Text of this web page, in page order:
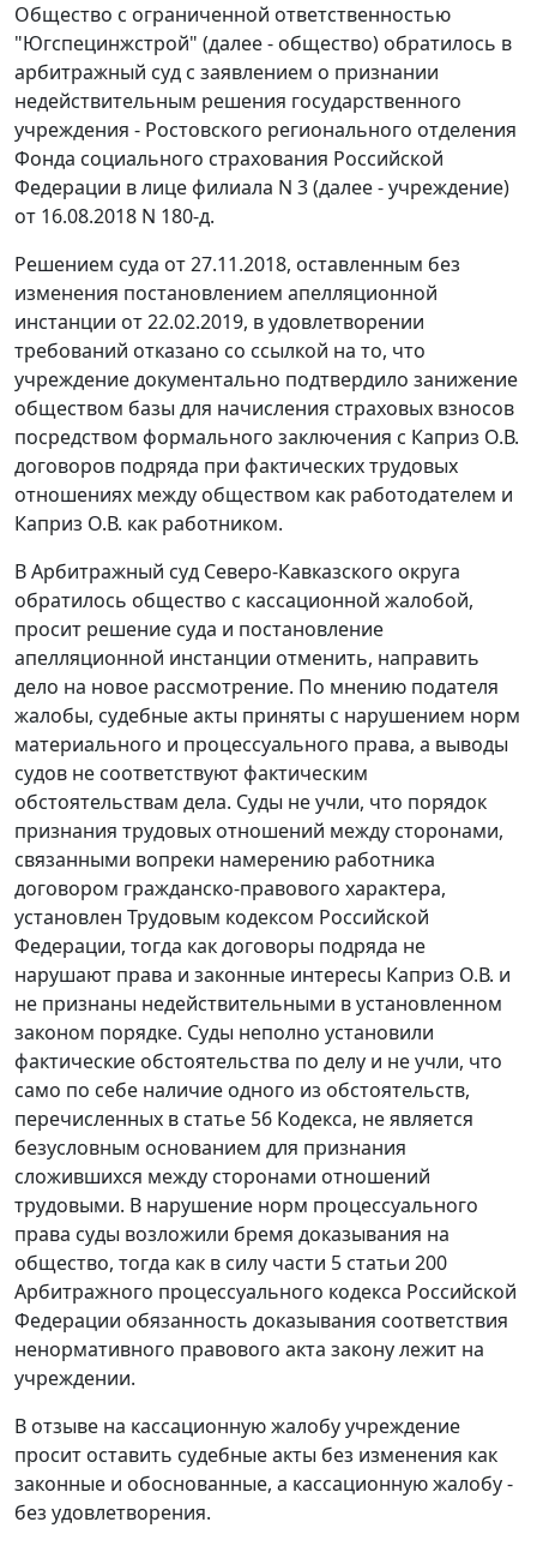
Общество с ограниченной ответственностью
"Югспецинжстрой" (далее - общество) обратилось в
арбитражный суд с заявлением о признании
недействительным решения государственного
учреждения - Ростовского регионального отделения
Фонда социального страхования Российской
Федерации в лице филиала N 3 (далее - учреждение)
от 16.08.2018 N 180-д.
Решением суда от 27.11.2018, оставленным без
изменения постановлением апелляционной
инстанции от 22.02.2019, в удовлетворении
требований отказано со ссылкой на то, что
учреждение документально подтвердило занижение
обществом базы для начисления страховых взносов
посредством формального заключения с Каприз О.В.
договоров подряда при фактических трудовых
отношениях между обществом как работодателем и
Каприз О.В. как работником.
В Арбитражный суд Северо-Кавказского округа
обратилось общество с кассационной жалобой,
просит решение суда и постановление
апелляционной инстанции отменить, направить
дело на новое рассмотрение. По мнению подателя
жалобы, судебные акты приняты с нарушением норм
материального и процессуального права, а выводы
судов не соответствуют фактическим
обстоятельствам дела. Суды не учли, что порядок
признания трудовых отношений между сторонами,
связанными вопреки намерению работника
договором гражданско-правового характера,
установлен Трудовым кодексом Российской
Федерации, тогда как договоры подряда не
нарушают права и законные интересы Каприз О.В. и
не признаны недействительными в установленном
законом порядке. Суды неполно установили
фактические обстоятельства по делу и не учли, что
само по себе наличие одного из обстоятельств,
перечисленных в статье 56 Кодекса, не является
безусловным основанием для признания
сложившихся между сторонами отношений
трудовыми. В нарушение норм процессуального
права суды возложили бремя доказывания на
общество, тогда как в силу части 5 статьи 200
Арбитражного процессуального кодекса Российской
Федерации обязанность доказывания соответствия
ненормативного правового акта закону лежит на
учреждении.
В отзыве на кассационную жалобу учреждение
просит оставить судебные акты без изменения как
законные и обоснованные, а кассационную жалобу -
без удовлетворения.